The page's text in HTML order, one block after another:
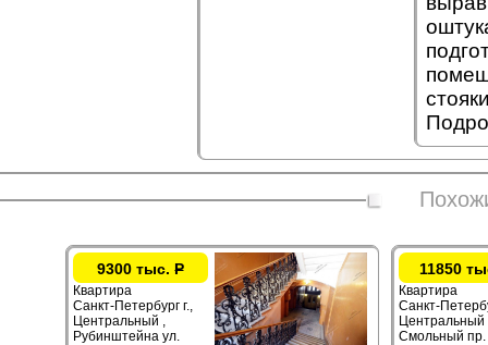
9300 тыс.Р
Квартира
Санкт-Петербург г.,
Центральный ,
Рубинштейна ул.
11850
Квартира
Санкт-
Центральный
Смольный пр.